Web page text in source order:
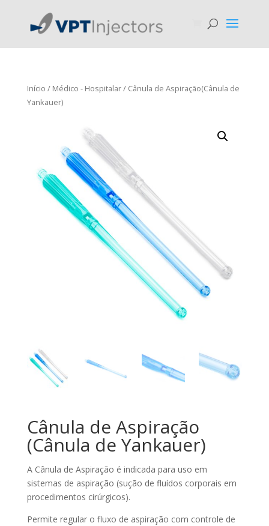
Início / Médico - Hospitalar/ Cânula de Aspiração(Cânula de
Yankauer)
Cânula de Aspiração
(Cânula de Yankauer)
A Cânula de Aspiração é indicada para uso em
sistemas de aspiração (sução de fluídos corporais em
procedimentos cirúrgicos).
Permite regular o fluxo de aspiração com controle de